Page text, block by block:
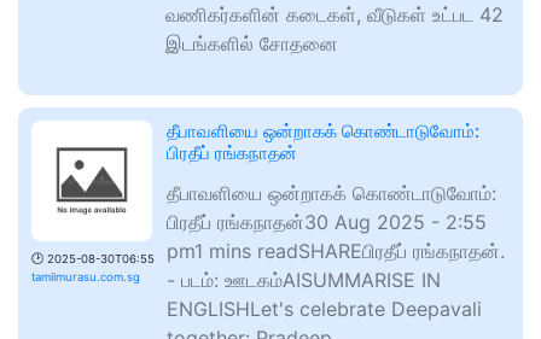
வணிகர்களின் கடைகள், வீடுகள் உட்பட 42
இடங்களில் சோதனை
🕑 2025-08-30T06:55
tamilmurasu.com.sg
தீபாவளியை ஒன்றாகக் கொண்டாடுவோம்:
பிரதீப் ரங்கநாதன்
தீபாவளியை ஒன்றாகக் கொண்டாடுவோம்:
பிரதீப் ரங்கநாதன்30 Aug 2025 - 2:55
pm1 mins readSHAREபிரதீப் ரங்கநாதன்.
- படம்: ஊடகம்AISUMMARISE IN
ENGLISHLet's celebrate Deepavali